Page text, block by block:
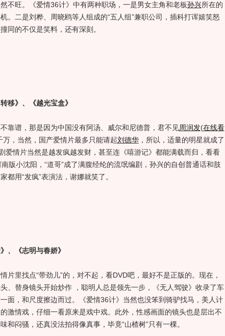
不旺。《爱情36计》中有两种职场，一是男女主角和老板孙兴所在的
。二是刘桦、周晓鸥等人组成的“五人组”兼职公司，插科打诨嬉笑怒
同的不仅是笑料，还有深刻。
》、《越光宝盒》
谱，那是因为中国没有阿汤、威尔和尼德普，君不见周润发(在线看
万，当然，国产爱情片最多只能请起刘德华，所以，适量的明星就成了
爱情片当然是越发疯越发财，甚至连《嘻游记》都能满载而归，看看
版小沈阳，“道哥”成了满腹经纶的流氓编剧，孙兴的自创普通话和肢
用“发疯”表演法，谢娜就笑了。
《志明与春娇》
里找点“带劲儿”的，对不起，看DVD吧，最好不是正版的。现在，
、替身镜头开始炒作 ，聪明人总是领先一步，《无人驾驶》收录了车
面，和尺度擦边而过。《爱情36计》当然也没笨到骑驴找马，美人计
激情戏，仔细一看原来是戏中戏。此外，性感画面的镜头也是层出不
和闷骚，还真没法拍得像真事，毕竟“山楂树”只有一棵。